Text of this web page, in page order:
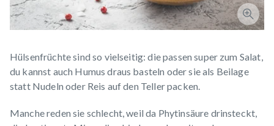
Hülsenfrüchte sind so vielseitig: die passen super zum Salat,
du kannst auch Humus draus basteln oder sie als Beilage
statt Nudeln oder Reis auf den Teller packen.
Manche reden sie schlecht, weil da Phytinsäure drinsteckt,